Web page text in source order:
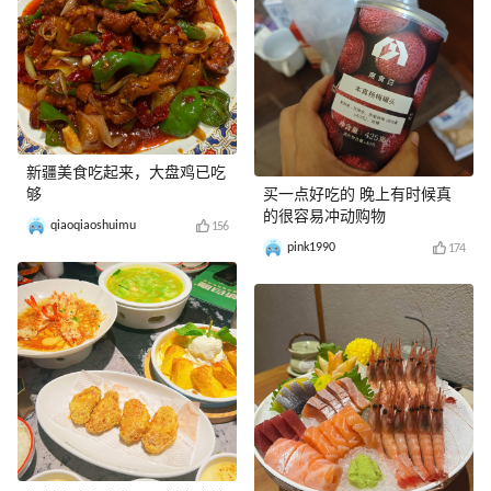
新疆美食吃起来，大盘鸡已吃
够
qiaoqiaoshuimu 156
买一点好吃的 晚上有时候真
的很容易冲动购物
pink1990 174